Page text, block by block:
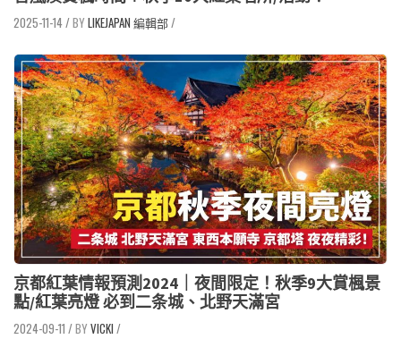
2025-11-14/ LIKEJAPAN 編輯部/
京都紅葉情報預測2024｜夜間限定！秋季9大賞楓景
點/紅葉亮燈 必到二条城、北野天滿宮
2024-09-11 / VICKI /